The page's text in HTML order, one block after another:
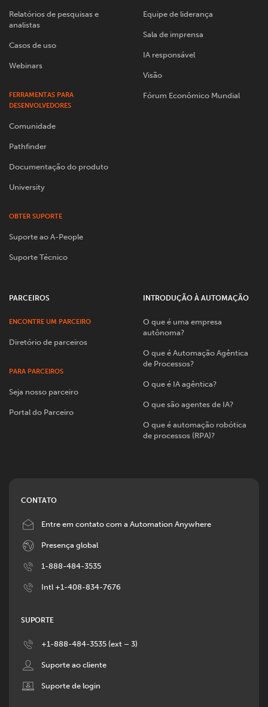
Relatórios de pesquisas e
analistas
Casos de uso
Webinars
FERRAMENTAS PARA
DESENVOLVEDORES
Comunidade
Pathfinder
Documentação do produto
University
OBTER SUPORTE
Suporte ao A-People
Suporte Técnico
Equipe de liderança
Sala de imprensa
IA responsável
Visão
Fórum Econômico Mundial
PARCEIROS
ENCONTRE UM PARCEIRO
Diretório de parceiros
PARA PARCEIROS
Seja nosso parceiro
Portal do Parceiro
INTRODUÇÃO À AUTOMAÇÃO
O que é uma empresa
autônoma?
O que é Automação Agêntica
de Processos?
O que é IA agêntica?
O que são agentes de IA?
O que é automação robótica
de processos (RPA)?
CONTATO
ImageEntre em contato com a Automation Anywhere
ImagePresença global
Image1-888-484-3535
ImageIntl +1-408-834-7676
SUPORTE
Image +1-888-484-3535 (ext – 3)
ImageSuporte ao cliente
ImageSuporte de login